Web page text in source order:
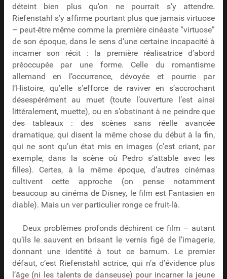
déteint bien plus qu’on ne pourrait s’y attendre.
Riefenstahl s’y affirme pourtant plus que jamais virtuose
– peut-être même comme la première cinéaste “virtuose”
de son époque, dans le sens d’une certaine incapacité à
incarner son récit : la première réalisatrice d’abord
préoccupée par une forme. Celle du romantisme
allemand en l’occurrence, dévoyée et pourrie par
l’Histoire, qu’elle s’efforce de raviver en s’accrochant
désespérément au muet (toute l’ouverture l’est ainsi
littéralement, muette), ou en s’obstinant à ne peindre que
des tableaux : des scènes sans réelle avancée
dramatique, qui disent la même chose du début à la fin,
qui ne sont qu’un état mis en images (c’est criant, par
exemple, dans la scène où Pedro s’attable avec les
filles). Certes, à la même époque, d’autres cinémas
cultivent cette approche (on pense notamment
beaucoup au cinéma de Disney, le film est Fantasien en
diable). Mais un ver particulier ronge ce fruit-là.
Deux problèmes profonds déchirent ce film – autant
qu’ils le sauvent en brisant le vernis figé de l’imagerie,
donnant une identité à tout ce barnum. Le premier
défaut, c’est Riefenstahl actrice, qui n’a d’évidence plus
l’âge (ni les talents de danseuse) pour incarner la jeune